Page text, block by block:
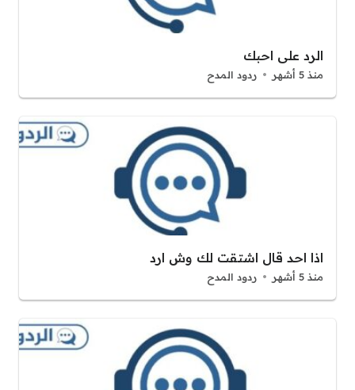
الرد على احبك
منذ 5 أشهر ردود المدح
اذا احد قال اشتقت لك وش ارد
منذ 5 أشهر ردود المدح